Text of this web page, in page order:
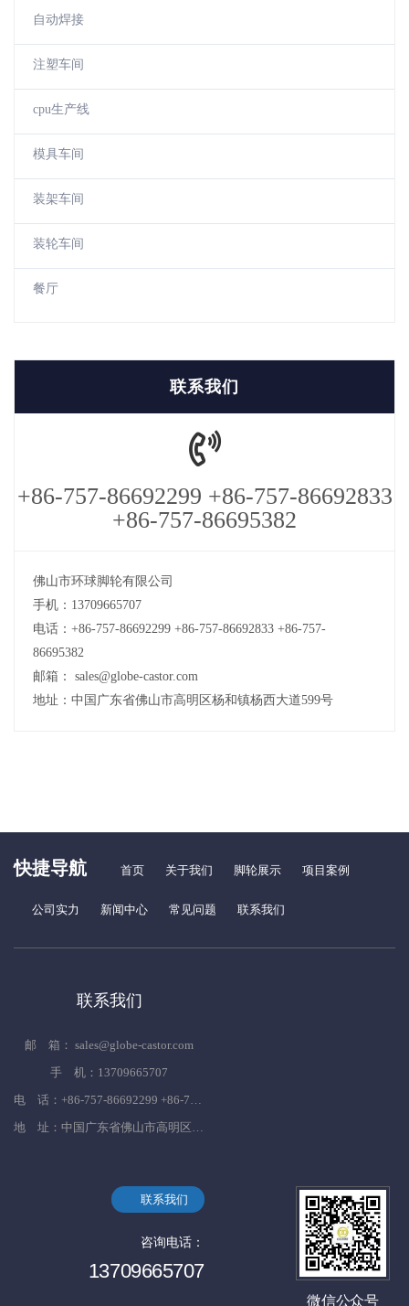
自动焊接
注塑车间
cpu生产线
模具车间
装架车间
装轮车间
餐厅
联系我们
+86-757-86692299 +86-757-86692833
+86-757-86695382
佛山市环球脚轮有限公司
手机：13709665707
电话：+86-757-86692299 +86-757-86692833 +86-757-
86695382
邮箱： sales@globe-castor.com
地址：中国广东省佛山市高明区杨和镇杨西大道599号
快捷导航 首页 关于我们 脚轮展示 项目案例
公司实力 新闻中心 常见问题 联系我们
联系我们
邮 箱： sales@globe-castor.com
手 机：13709665707
联系我们
咨询电话：
13709665707
微信公众号